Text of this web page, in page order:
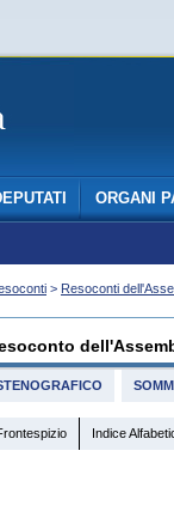
ORGANI
> Resoconti
Indice